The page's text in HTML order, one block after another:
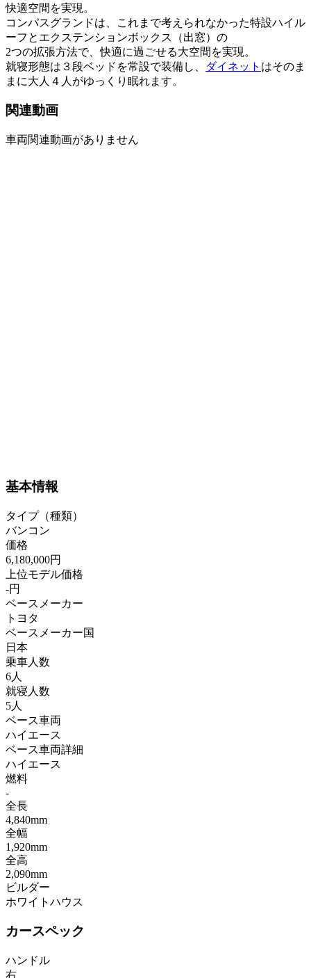
快適空間を実現。
コンパスグランドは、これまで考えられなかった特設ハイル
ーフとエクステンションボックス（出窓）の
2つの拡張方法で、快適に過ごせる大空間を実現。
就寝形態は３段ベッドを常設で装備し、
ダイネット はそのま
まに大人４人がゆっくり眠れます。
関連動画
車両関連動画がありません
基本情報
タイプ（種類）
バンコン
価格
6,180,000円
上位モデル価格
-円
ベースメーカー
トヨタ
ベースメーカー国
日本
乗車人数
6人
就寝人数
5人
ベース車両
ハイエース
ベース車両詳細
ハイエース
燃料
-
全長
4,840mm
全幅
1,920mm
全高
2,090mm
ビルダー
ホワイトハウス
カースペック
ハンドル
右